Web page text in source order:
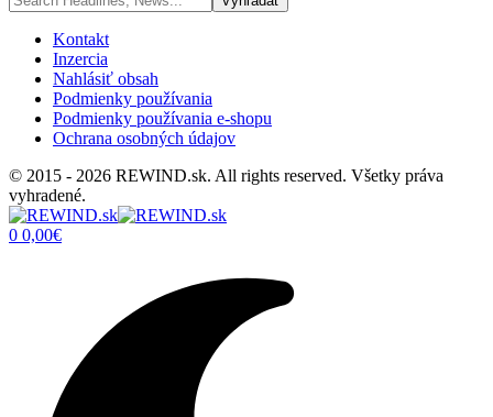
Kontakt
Inzercia
Nahlásiť obsah
Podmienky používania
Podmienky používania e-shopu
Ochrana osobných údajov
© 2015 - 2026 REWIND.sk. All rights reserved. Všetky práva
vyhradené.
0 0,00€